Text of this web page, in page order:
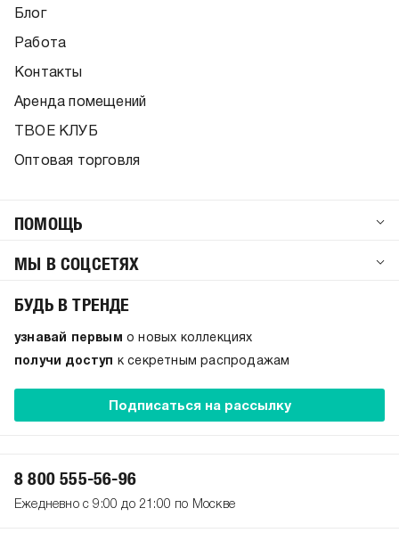
Блог
Работа
Контакты
Аренда помещений
ТВОЕ КЛУБ
Оптовая торговля
ПОМОЩЬ
МЫ В СОЦСЕТЯХ
БУДЬ В ТРЕНДЕ
узнавай первым о новых коллекциях
получи доступ к секретным распродажам
Подписаться на рассылку
8 800 555-56-96
Ежедневно с 9:00 до 21:00 по Москве